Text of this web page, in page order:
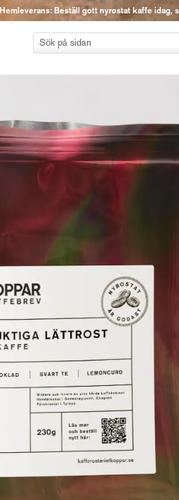
Hemleverans: Beställ gott nyrostat kaffe